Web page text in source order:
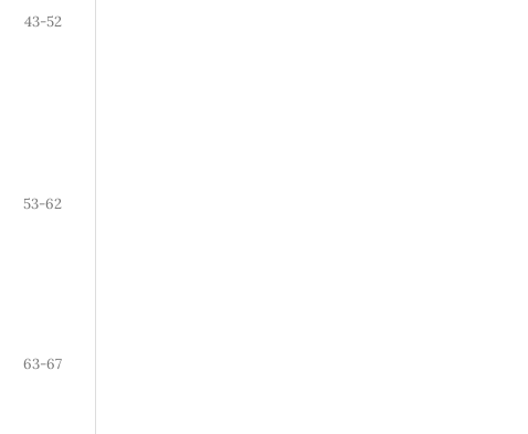
43-52
53-62
63-67